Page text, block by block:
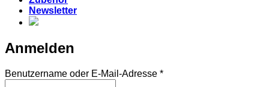
Newsletter
Anmelden
Benutzername oder E-Mail-Adresse *Erforderlich